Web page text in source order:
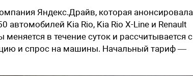
Яндекс.Драйв, которая анонсировала
автомобилей Kia Rio, Kia Rio X-Line и Renault
в течение суток и рассчитывается с
и спрос на машины. Начальный тариф —